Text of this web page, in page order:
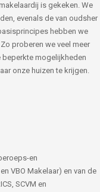
is gekeken. We
evenals de van oudsher
hebben we
proberen we veel meer
beperkte mogelijkheden
onze huizen te krijgen.
en
VBO Makelaar) en van de
SCVM en